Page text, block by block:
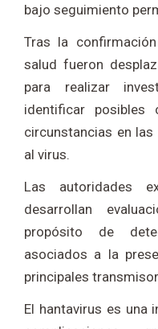
bajo seguimiento
Tras la
salud fueron
para realizar
identificar posibles
circunstancias en
al virus.
Las autoridades
desarrollan
propósito de
asociados a la
principales
El hantavirus es una